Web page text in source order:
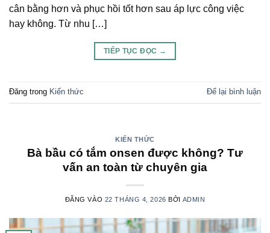
cân bằng hơn và phục hồi tốt hơn sau áp lực công việc
hay không. Từ nhu […]
TIẾP TỤC ĐỌC →
Đăng trong Kiến thức Để lại bình luận
KIẾN THỨC
Bà bầu có tắm onsen được không? Tư
vấn an toàn từ chuyên gia
ĐĂNG VÀO 22 THÁNG 4, 2026 BỞI ADMIN